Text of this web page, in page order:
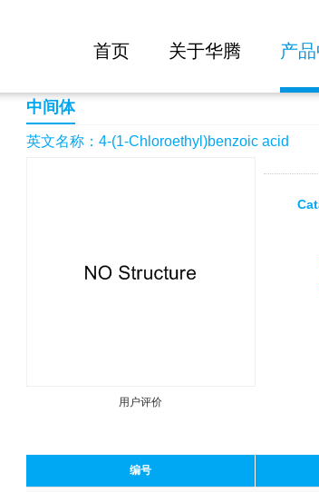
首页 关于华腾 产
4-(1-Chloroethyl)benzoic acid
中间体
英文名称：4-(1-Chloroethyl)benzoic acid
用户评价
编号